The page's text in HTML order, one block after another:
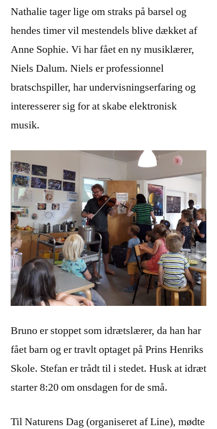
Nathalie tager lige om straks på barsel og
hendes timer vil mestendels blive dækket af
Anne Sophie. Vi har fået en ny musiklærer,
Niels Dalum. Niels er professionnel
bratschspiller, har undervisningserfaring og
interesserer sig for at skabe elektronisk
musik.
Bruno er stoppet som idrætslærer, da han har
fået barn og er travlt optaget på Prins Henriks
Skole. Stefan er trådt til i stedet. Husk at idræt
starter 8:20 om onsdagen for de små.
Til Naturens Dag (organiseret af Line), mødte